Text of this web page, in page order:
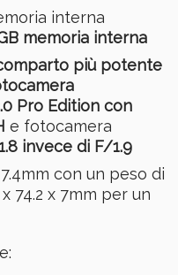
interna
memoria interna
più potente
Pro Edition con
e fotocamera
invece di F/1.9
con un peso di
74.2 x 7mm per un